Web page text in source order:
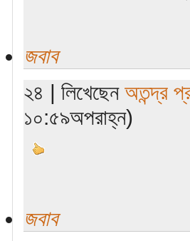
জবাব
২৪ | লিখেছেন অতন্দ্র
১০:৫৯অপরাহ্ন)
জবাব